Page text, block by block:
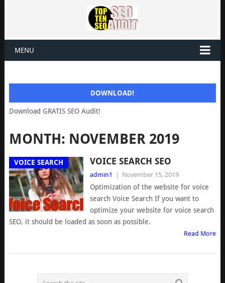
MENU
DOWNLOAD!
Download GRATIS SEO Audit!
MONTH: NOVEMBER 2019
VOICE SEARCH VOICE SEARCH SEO
admin1 November 15, 2019
Optimization of the website for voice
search Voice Search If you want to
optimize your website for voice search
SEO, it should be loaded as soon as possible.
Read More
POSTS